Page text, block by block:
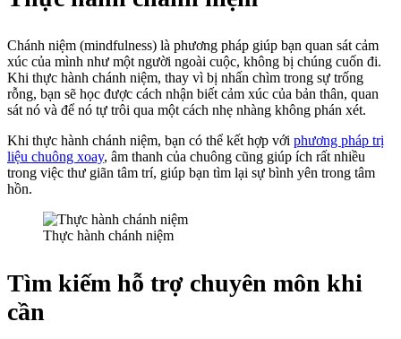
Chánh niệm (mindfulness) là phương pháp giúp bạn quan sát cảm
xúc của mình như một người ngoài cuộc, không bị chúng cuốn đi.
Khi thực hành chánh niệm, thay vì bị nhấn chìm trong sự trống
rỗng, bạn sẽ học được cách nhận biết cảm xúc của bản thân, quan
sát nó và để nó tự trôi qua một cách nhẹ nhàng không phán xét.
Khi thực hành chánh niệm, bạn có thể kết hợp với phương pháp trị
liệu chuông xoay, âm thanh của chuông cũng giúp ích rất nhiều
trong việc thư giãn tâm trí, giúp bạn tìm lại sự bình yên trong tâm
hồn.
Thực hành chánh niệm
Tìm kiếm hỗ trợ chuyên môn khi
cần